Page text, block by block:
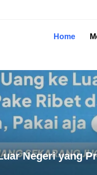
Home
Negeri yang